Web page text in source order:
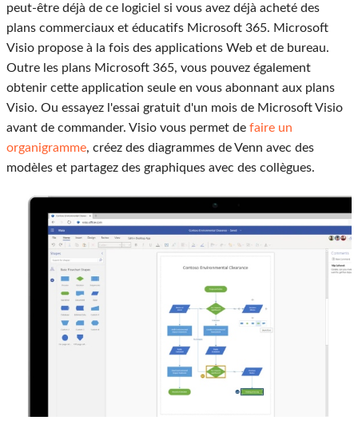
peut-être déjà de ce logiciel si vous avez déjà acheté des
plans commerciaux et éducatifs Microsoft 365. Microsoft
Visio propose à la fois des applications Web et de bureau.
Outre les plans Microsoft 365, vous pouvez également
obtenir cette application seule en vous abonnant aux plans
Visio. Ou essayez l'essai gratuit d'un mois de Microsoft Visio
avant de commander. Visio vous permet de faire un
organigramme, créez des diagrammes de Venn avec des
modèles et partagez des graphiques avec des collègues.